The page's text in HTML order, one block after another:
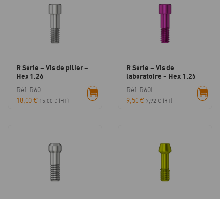
R Série – Vis de pilier –
Hex 1.26
Réf: R60
18,00€ 15,00 € (HT)
R Série – Vis de
laboratoire – Hex 1.26
Réf: R60L
9,50€ 7,92 € (HT)